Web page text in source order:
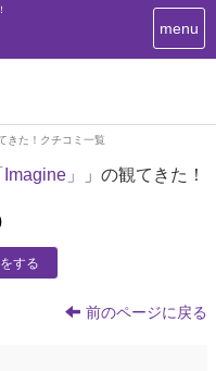
T
o
a
i
menu
きた！クチコミ一覧
」
」の観てきた！
する
前のページに戻る